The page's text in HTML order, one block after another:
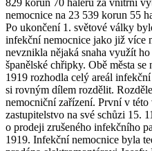
nemocnice na 23 539 korun 55
Po ukončení 1. světové války
infekční nemocnice jako již více
nevznikla nějaká snaha využít
španělské chřipky. Obě města
1919 rozhodla celý areál
si rovným dílem rozdělit.
nemocniční zařízení. První v této
zastupitelstvo na své schůzi 15.
o prodeji zrušeného infekčního
1919. Infekční nemocnice byla